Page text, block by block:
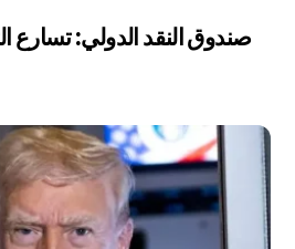
صندوق النقد الدولي: تسارع